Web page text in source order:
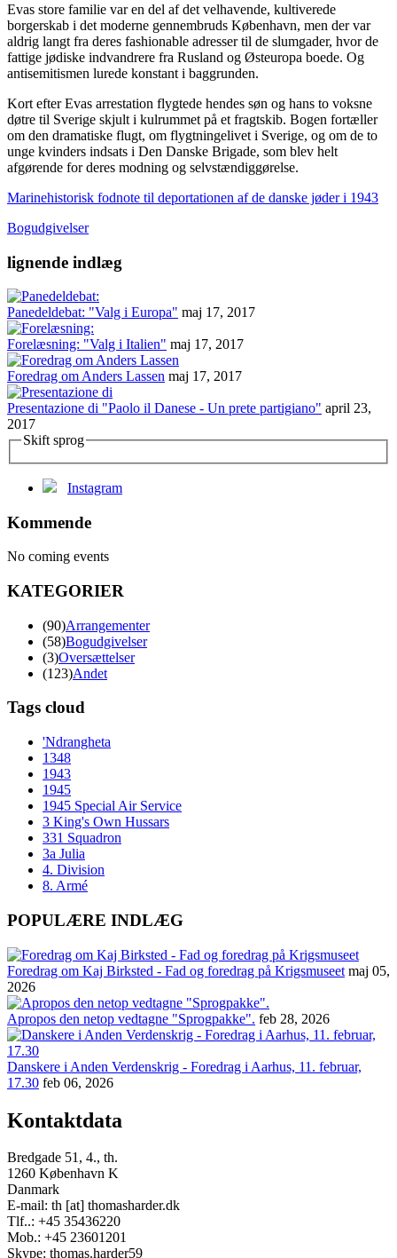
Evas store familie var en del af det velhavende, kultiverede
borgerskab i det moderne gennembruds København, men der var
aldrig langt fra deres fashionable adresser til de slumgader, hvor de
fattige jødiske indvandrere fra Rusland og Østeuropa boede. Og
antisemitismen lurede konstant i baggrunden.
Kort efter Evas arrestation flygtede hendes søn og hans to voksne
døtre til Sverige skjult i kulrummet på et fragtskib. Bogen fortæller
om den dramatiske flugt, om flygtningelivet i Sverige, og om de to
unge kvinders indsats i Den Danske Brigade, som blev helt
afgørende for deres modning og selvstændiggørelse.
Marinehistorisk fodnote til deportationen af de danske jøder i 1943
Bogudgivelser
lignende indlæg
Panedeldebat: "Valg i Europa" maj 17, 2017
Forelæsning: "Valg i Italien" maj 17, 2017
Foredrag om Anders Lassen maj 17, 2017
Presentazione di "Paolo il Danese - Un prete partigiano" april 23,
2017
Skift sprog
Instagram
Kommende
No coming events
KATEGORIER
(90)Arrangementer
(58)Bogudgivelser
(3)Oversættelser
(123)Andet
Tags cloud
'Ndrangheta
1348
1943
1945
1945 Special Air Service
3 King's Own Hussars
331 Squadron
3a Julia
4. Division
8. Armé
POPULÆRE INDLÆG
Foredrag om Kaj Birksted - Fad og foredrag på Krigsmuseet maj 05,
2026
Apropos den netop vedtagne "Sprogpakke". feb 28, 2026
Danskere i Anden Verdenskrig - Foredrag i Aarhus, 11. februar,
17.30 feb 06, 2026
Kontaktdata
Bredgade 51, 4., th.
1260 København K
Danmark
E-mail: th [at] thomasharder.dk
Tlf..: +45 35436220
Mob.: +45 23601201
Skype: thomas.harder59